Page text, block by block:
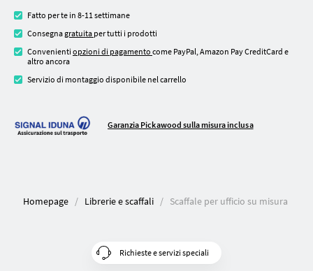
Fatto per te in 8-11 settimane
Consegnagratuita per tutti i prodotti
Convenienti opzioni di pagamento come PayPal, Amazon Pay CreditCard e
altro ancora
Servizio di montaggio disponibile nel carrello
Garanzia Pickawood sulla misura inclusa
Homepage Librerie e scaffali Scaffale per ufficio su misura
Richieste e servizi speciali